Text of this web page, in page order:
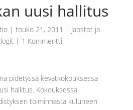
uusi hallitus
| touko 21, 2011 | Jaostot ja
| 1 Kommentti
pidetyssä kevätkokouksessa
hallitus. Kokouksessa
toiminnasta kuluneen